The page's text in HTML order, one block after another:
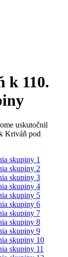
k 110.
uskutočnil
Kriváň pod